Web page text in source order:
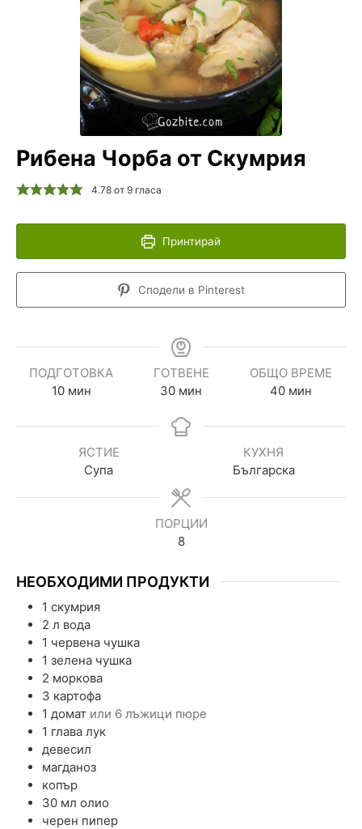
Рибена Чорба от Скумрия
4.78от 9гласа
Принтирай
Сподели в Pinterest
ПОДГОТОВКА
10 мин
ГОТВЕНЕ
30 мин
ОБЩО ВРЕМЕ
40 мин
ЯСТИЕ
Супа
КУХНЯ
Българска
ПОРЦИИ
8
НЕОБХОДИМИ ПРОДУКТИ
1 скумрия
2 л вода
1 червена чушка
1 зелена чушка
2 моркова
3 картофа
1 домат или 6 лъжици пюре
1 глава лук
девесил
магданоз
копър
30 мл олио
черен пипер